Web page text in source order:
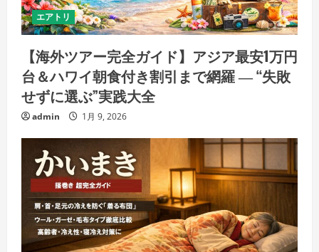
エアトリ
【海外ツアー完全ガイド】アジア最安1万円
台＆ハワイ朝食付き割引まで網羅 ― “失敗
せずに選ぶ”実践大全
admin 1月 9, 2026